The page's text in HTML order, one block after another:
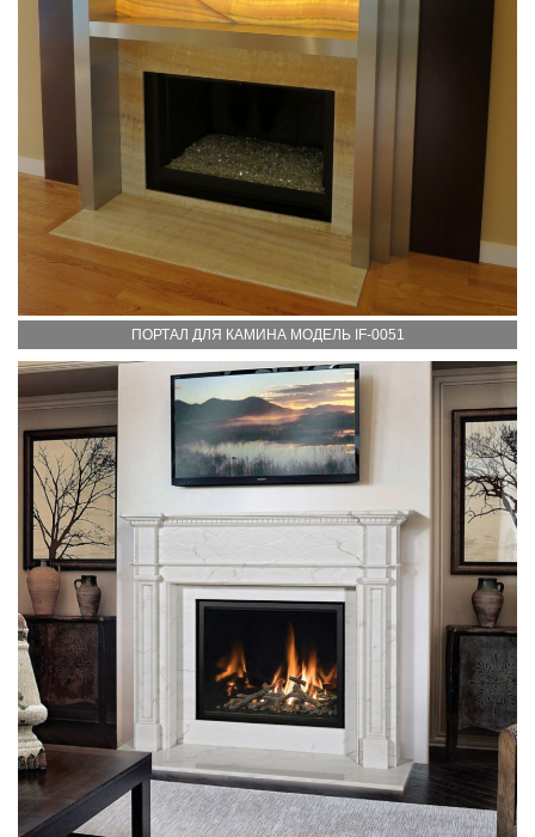
ПОРТАЛ ДЛЯ КАМИНА МОДЕЛЬ IF-0051